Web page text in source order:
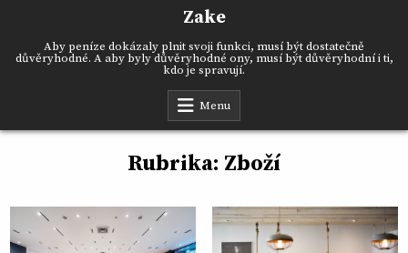
Zake
Aby peníze dokázaly plnit svoji funkci, musí být dostatečně
důvěryhodné. A aby byly důvěryhodné ony, musí být důvěryhodní i ti,
kdo je spravují.
Menu
Rubrika: Zboží